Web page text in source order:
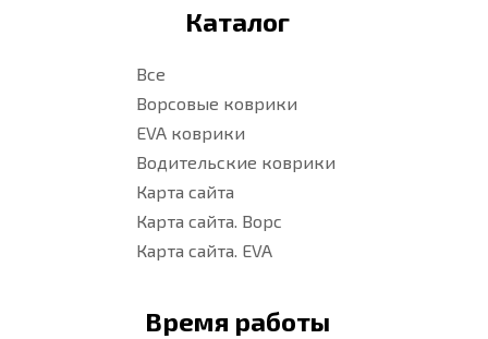
Каталог
Все
Ворсовые коврики
EVA коврики
Водительские коврики
Карта сайта
Карта сайта. Ворс
Карта сайта. EVA
Время работы